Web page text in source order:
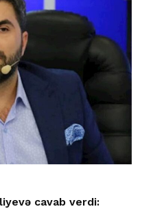
cavab verdi: